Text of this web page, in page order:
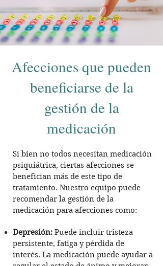
Afecciones que pueden
beneficiarse de la
gestión de la
medicación
Si bien no todos necesitan medicación
psiquiátrica, ciertas afecciones se
benefician más de este tipo de
tratamiento. Nuestro equipo puede
recomendar la gestión de la
medicación para afecciones como:
Depresión: Puede incluir tristeza
persistente, fatiga y pérdida de
interés. La medicación puede ayudar a